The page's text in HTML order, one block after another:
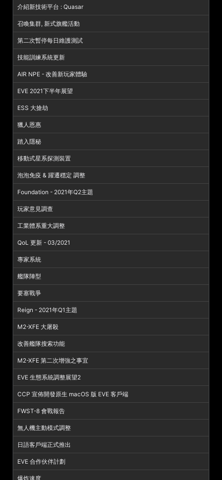
介紹新技術平台 : Quasar
召喚集群, 新式旗艦活動
第二次暫停每日維護測試
技能訓練系統更新
AIR NPE - 改善新玩家體驗
EVE 2021下半年展望
ESS 大搶劫
獵人恩惠
踏入隱秘
移動式星系探測裝置
泡泡免疫 & 躍遷穩定 調整
Foundation - 2021年Q2主題
玩家意見調查
工業體系重大調整
QoL 更新 - 03/2021
專家系統
艦隊陣型
要塞戰爭
Reign - 2021年Q1主題
M2-XFE 大屠殺
改善艦隊搜索功能
M2-XFE 第二次增強之事宜
EVE 生態系統調整展望2
CCP 宣佈開發原生 macOS 版 EVE 客戶端
FWST-8 會戰報告
無人機主動模式調整
日語客戶端正式推出
EVE 合作伙伴計劃
爆炸速度